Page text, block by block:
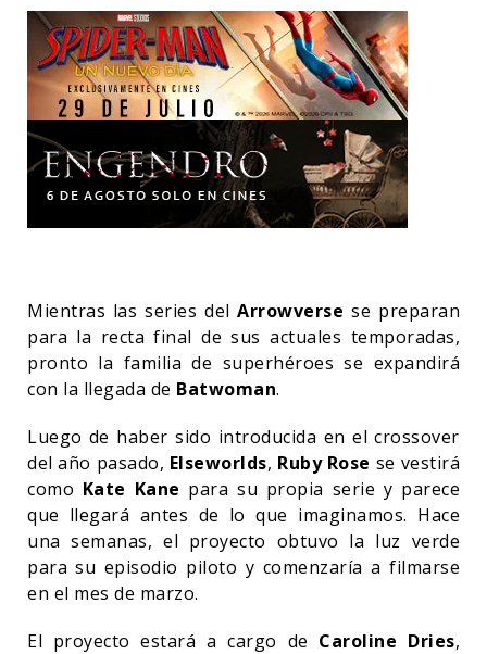
Mientras las series delArrowversese preparan
para la recta final de sus actuales temporadas,
pronto la familia de superhéroes se expandirá
con la llegada de Batwoman.
Luego de haber sido introducida en el crossover
del año pasado, Elseworlds, Ruby Rose se vestirá
como Kate Kane para su propia serie y parece
que llegará antes de lo que imaginamos. Hace
una semanas, el proyecto obtuvo la luz verde
para su episodio piloto y comenzaría a filmarse
en el mes de marzo.
El proyecto estará a cargo de Caroline Dries,